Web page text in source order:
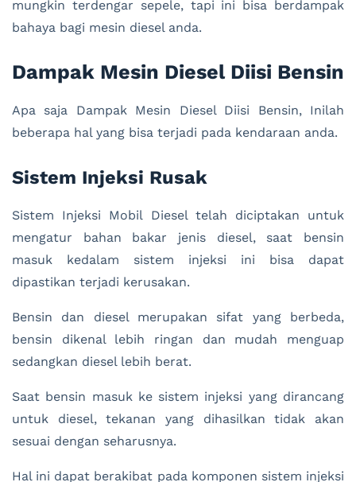
mungkin terdengar sepele, tapi ini bisa berdampak
bahaya bagi mesin diesel anda.
Dampak Mesin Diesel Diisi Bensin
Apa saja Dampak Mesin Diesel Diisi Bensin, Inilah
beberapa hal yang bisa terjadi pada kendaraan anda.
Sistem Injeksi Rusak
Sistem Injeksi Mobil Diesel telah diciptakan untuk
mengatur bahan bakar jenis diesel, saat bensin
masuk kedalam sistem injeksi ini bisa dapat
dipastikan terjadi kerusakan.
Bensin dan diesel merupakan sifat yang berbeda,
bensin dikenal lebih ringan dan mudah menguap
sedangkan diesel lebih berat.
Saat bensin masuk ke sistem injeksi yang dirancang
untuk diesel, tekanan yang dihasilkan tidak akan
sesuai dengan seharusnya.
Hal ini dapat berakibat pada komponen sistem injeksi